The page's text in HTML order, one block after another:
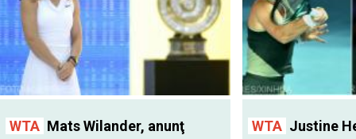
WTA Mats Wilander, anunţ
WTA Justine